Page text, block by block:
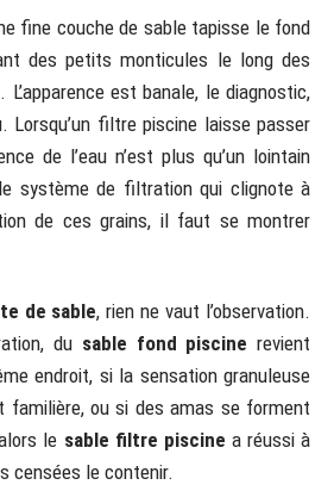
fine couche de sable tapisse le fond
des petits monticules le long des
est banale, le diagnostic,
Lorsqu’un filtre piscine laisse passer
de l’eau n’est plus qu’un lointain
système de filtration qui clignote à
de ces grains, il faut se montrer
de sable, rien ne vaut l’observation.
du sable fond piscine revient
endroit, si la sensation granuleuse
familière, ou si des amas se forment
le sable filtre piscine a réussi à
censées le contenir.